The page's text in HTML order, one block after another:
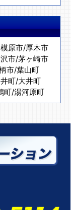
原市/厚木市
市/茅ヶ崎市
市/葉山町
町/大井町
町/湯河原町